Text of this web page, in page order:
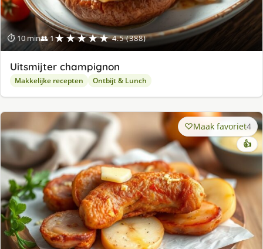
⏱ 10 min👥 1★★★★★ 4.5 (388)
Uitsmijter champignon
Makkelijke recepten Ontbijt & Lunch
Maak favoriet4
👍